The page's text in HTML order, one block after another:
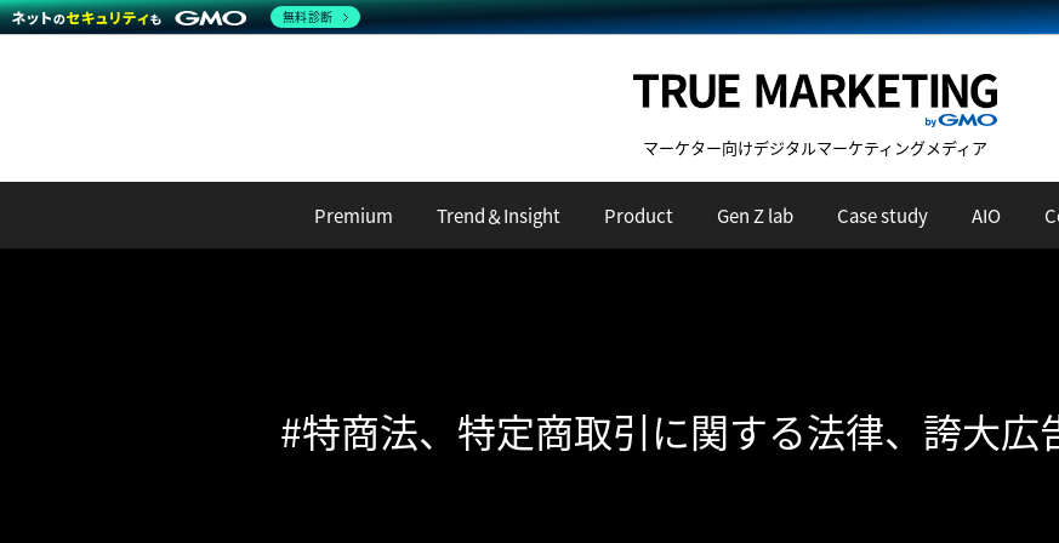
マーケター向けデジタルマーケティングメディア
Premium Trend＆Insight Product Gen Z lab Case study AIO
#特商法、特定商取引に関する法律、誇大広
無料診断